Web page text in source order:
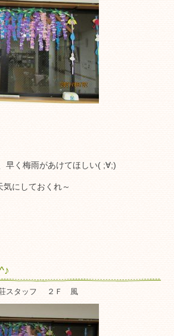
早く梅雨があけてほしい( ;∀;)
にしておくれ～
スタッフ ２Ｆ 風